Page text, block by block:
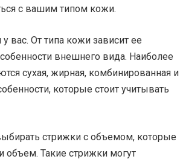
с вашим типом кожи.
вас. От типа кожи зависит ее
внешнего вида. Наиболее
сухая, жирная, комбинированная и
которые стоит учитывать
стрижки с объемом, которые
Такие стрижки могут